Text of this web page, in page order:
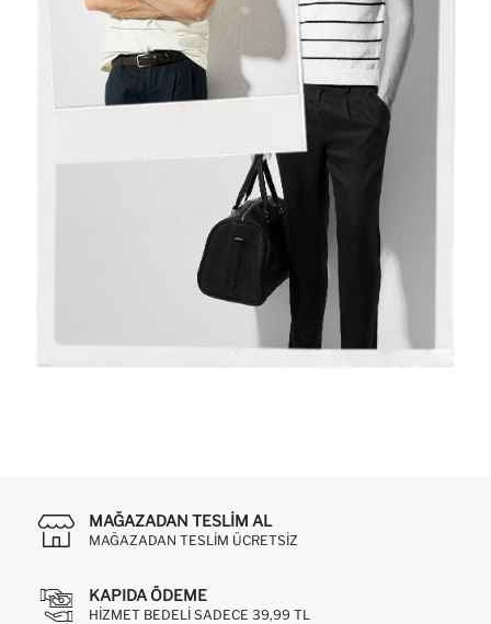
MAĞAZADAN TESLIM AL
MAĞAZADAN TESLIM ÜCRETSIZ
KAPIDA ÖDEME
HIZMET BEDELI SADECE 39,99 TL